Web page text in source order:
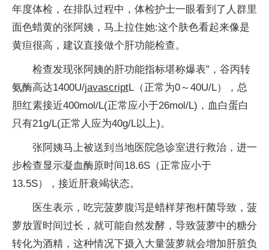
年度体检，在排队过程中，体检护士一眼看到了人群里
面色蜡黄的张阿姨，马上拉住她:这个肤色看起来像是
黄疸很高，建议直接做个肝功能检查。
检查发现张阿姨的肝功能指标堪称爆表”，谷丙转
氨酶高达1400U/javascriptL（正常为0～40U/L），总
胆红素接近400mol/L(正常应小于26mol/L)，血白蛋白
只有21g/L(正常人应为40g/L以上)。
张阿姨马上被送到当地医院急诊室进行救治，进一
步检查显示凝血酶原时间18.6S（正常应小于
13.5S），接近肝衰竭状态。
医生表示，吃完菠萝腹泻是蜡样芽孢杆菌导致，菠
萝放置时间过长，就可能自然发酵，导致菠萝中的糖分
转化为酒精，这种情况下摄入大量菠萝就会增加肝脏负